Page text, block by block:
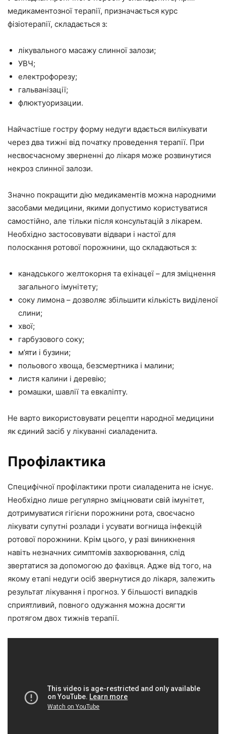
медикаментозної терапії, призначається курс
фізіотерапії, складається з:
лікувального масажу слинної залози;
УВЧ;
електрофорезу;
гальванізації;
флюктуоризации.
Найчастіше гостру форму недуги вдається вилікувати
через два тижні від початку проведення терапії. При
несвоєчасному зверненні до лікаря може розвинутися
некроз слинної залози.
Значно покращити дію медикаментів можна народними
засобами медицини, якими допустимо користуватися
самостійно, але тільки після консультацій з лікарем.
Необхідно застосовувати відвари і настої для
полоскання ротової порожнини, що складаються з:
канадського желтокорня та ехінацеї – для зміцнення
загального імунітету;
соку лимона – дозволяє збільшити кількість виділеної
слини;
хвої;
гарбузового соку;
м’яти і бузини;
польового хвоща, безсмертника і малини;
листя калини і деревію;
ромашки, шавлії та евкаліпту.
Не варто використовувати рецепти народної медицини
як єдиний засіб у лікуванні сиаладенита.
Профілактика
Специфічної профілактики проти сиаладенита не існує.
Необхідно лише регулярно зміцнювати свій імунітет,
дотримуватися гігієни порожнини рота, своєчасно
лікувати супутні розлади і усувати вогнища інфекцій
ротової порожнини. Крім цього, у разі виникнення
навіть незначних симптомів захворювання, слід
звертатися за допомогою до фахівця. Адже від того, на
якому етапі недуги осіб звернутися до лікаря, залежить
результат лікування і прогноз. У більшості випадків
сприятливий, повного одужання можна досягти
протягом двох тижнів терапії.